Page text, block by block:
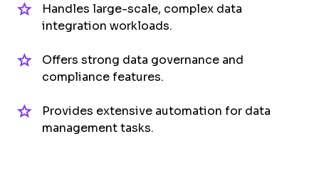
Handles large-scale, complex data
integration workloads.
Offers strong data governance and
compliance features.
Provides extensive automation for data
management tasks.